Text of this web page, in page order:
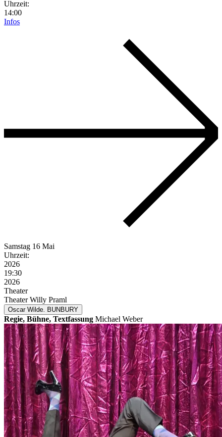
Uhrzeit:
14:00
Infos
Samstag 16 Mai
Uhrzeit:
2026
19:30
2026
Theater
Theater Willy Praml
Oscar Wilde. BUNBURY
Regie, Bühne, Textfassung Michael Weber